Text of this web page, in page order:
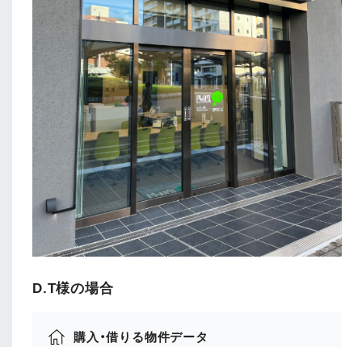
D.T様の場合
購入・借りる物件データ